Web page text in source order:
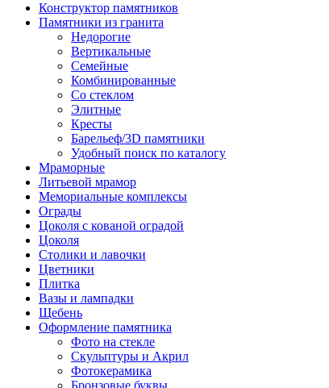
Конструктор памятников
Памятники из гранита
Недорогие
Вертикальные
Семейные
Комбинированные
Со стеклом
Элитные
Кресты
Барельеф/3D памятники
Удобный поиск по каталогу
Мраморные
Литьевой мрамор
Мемориальные комплексы
Ограды
Цоколя с кованой оградой
Цоколя
Столики и лавочки
Цветники
Плитка
Вазы и лампадки
Щебень
Оформление памятника
Фото на стекле
Скульптуры и Акрил
Фотокерамика